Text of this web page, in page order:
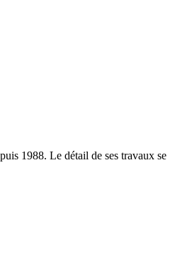
1988. Le détail de ses travaux se